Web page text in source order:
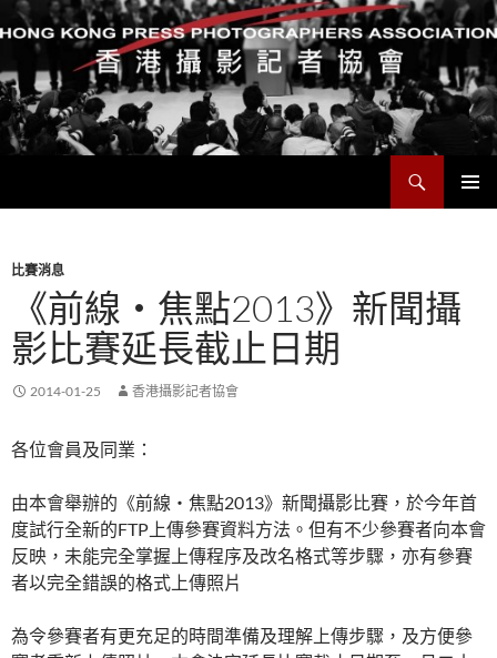
要
比賽消息
《前線‧焦點2013》新聞攝
影比賽延長截止日期
2014-01-25 香港攝影記者協會
各位會員及同業：
由本會舉辦的《前線‧焦點2013》新聞攝影比賽，於今年首
度試行全新的FTP上傳參賽資料方法。但有不少參賽者向本會
反映，未能完全掌握上傳程序及改名格式等步驟，亦有參賽
者以完全錯誤的格式上傳照片
為令參賽者有更充足的時間準備及理解上傳步驟，及方便參